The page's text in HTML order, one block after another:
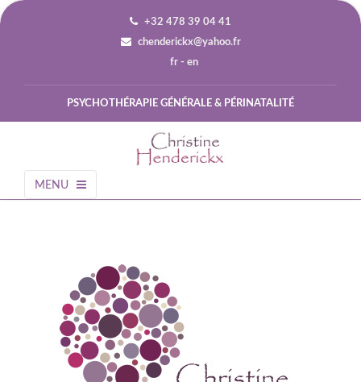
+32 478 39 04 41
chenderickx@yahoo.fr
fr- en
PSYCHOTHÉRAPIE GÉNÉRALE & PÉRINATALITÉ
MENU